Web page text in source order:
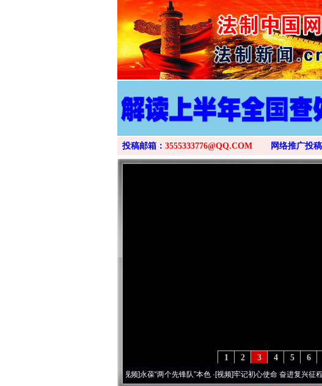
投稿邮箱： 3555333776@QQ.COM 网络推广投稿
6
5
4
3
2
1
永葆“两个先锋队”本色·[视频]牢记初心使命 奋进复兴征程丨宝塔山